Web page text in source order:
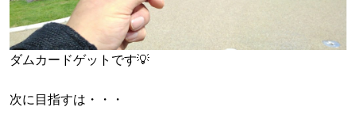
ダムカードゲットです💡
次に目指すは・・・